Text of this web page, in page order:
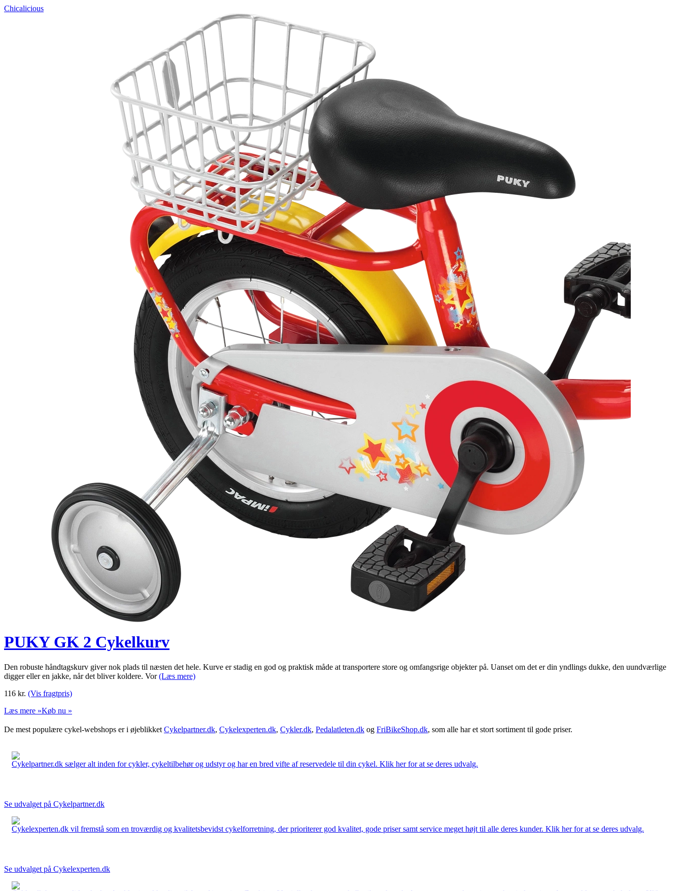
Chicalicious
PUKY GK 2 Cykelkurv
Den robuste håndtagskurv giver nok plads til næsten det hele. Kurve er stadig en god og praktisk måde at transportere store og omfangsrige objekter på. Uanset om det er din yndlings dukke, den uundværlige
digger eller en jakke, når det bliver koldere. Vor(Læs mere)
116 kr. (Vis fragtpris)
Læs mere »Køb nu »
De mest populære cykel-webshops er i øjeblikket Cykelpartner.dk, Cykelexperten.dk, Cykler.dk, Pedalatleten.dk og FriBikeShop.dk, som alle har et stort sortiment til gode priser.
Cykelpartner.dk sælger alt inden for cykler, cykeltilbehør og udstyr og har en bred vifte af reservedele til din cykel. Klik her for at se deres udvalg.
Se udvalget på Cykelpartner.dk
Cykelexperten.dk vil fremstå som en troværdig og kvalitetsbevidst cykelforretning, der prioriterer god kvalitet, gode priser samt service meget højt til alle deres kunder. Klik her for at se deres udvalg.
Se udvalget på Cykelexperten.dk